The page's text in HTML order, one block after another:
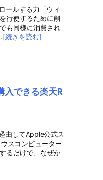
ールする力「ウィ
行使するために削
も同様に消費され
続きを読む]
できる楽天R
由してApple公式ス
スコンピューター
るだけで、なぜか